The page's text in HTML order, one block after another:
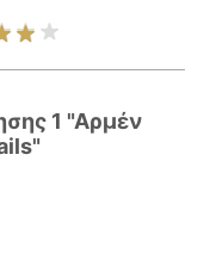
1 "Αρμέν